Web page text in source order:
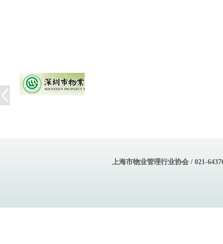
上海市物业管理行业协会 / 021-